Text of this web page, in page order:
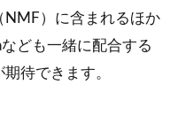
NMF）に含まれるほか
ども一緒に配合する
期待できます。